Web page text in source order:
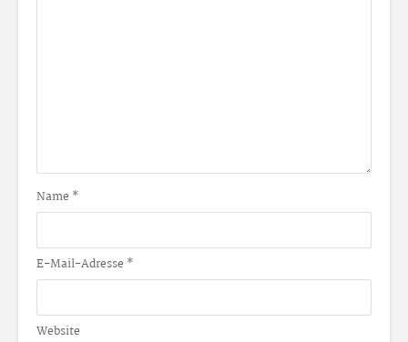
Name *
E-Mail-Adresse *
Website